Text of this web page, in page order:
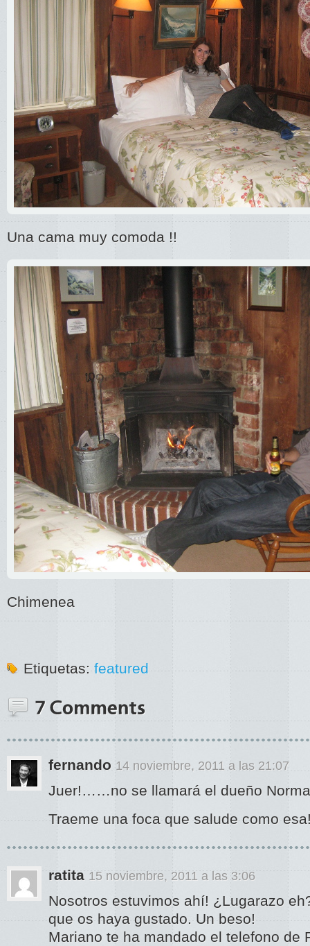
Una cama muy comoda !!
Chimenea
Etiquetas: featured
fernando 14 noviembre, 2011 a las 21:07
Juer!……no se llamará el dueño
Traeme una foca que salude como
ratita 15 noviembre, 2011 a las 3:06
Nosotros estuvimos ahí! ¿Lugarazo
que os haya gustado. Un beso!
Mariano te ha mandado el telefono de